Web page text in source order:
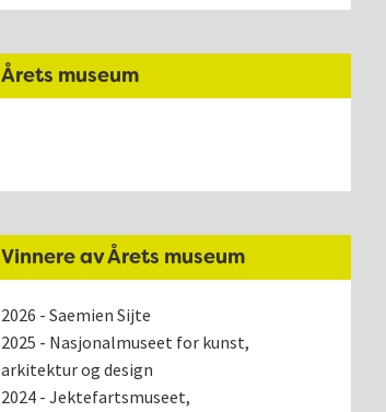
Årets museum
Vinnere av Årets museum
2026 - Saemien Sijte
2025 - Nasjonalmuseet for kunst,
arkitektur og design
2024 - Jektefartsmuseet,